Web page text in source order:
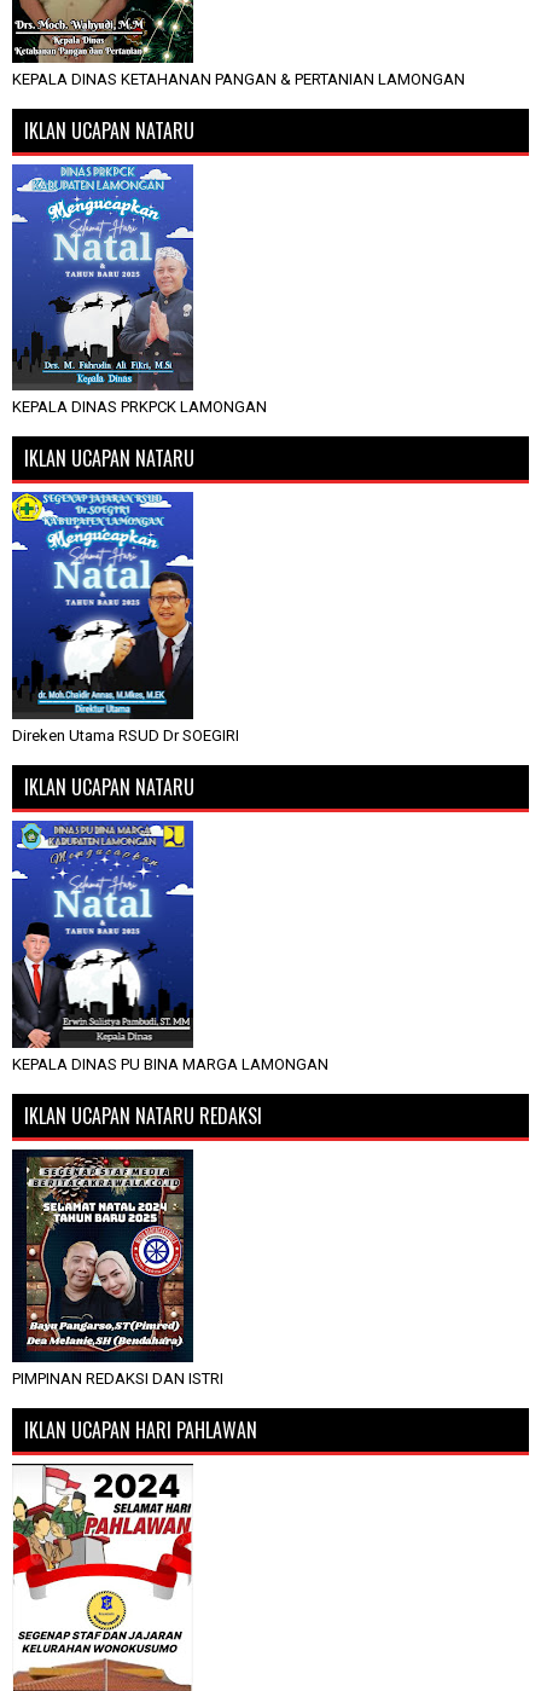
KEPALA DINAS KETAHANAN PANGAN & PERTANIAN LAMONGAN
IKLAN UCAPAN NATARU
KEPALA DINAS PRKPCK LAMONGAN
IKLAN UCAPAN NATARU
Direken Utama RSUD Dr SOEGIRI
IKLAN UCAPAN NATARU
KEPALA DINAS PU BINA MARGA LAMONGAN
IKLAN UCAPAN NATARU REDAKSI
PIMPINAN REDAKSI DAN ISTRI
IKLAN UCAPAN HARI PAHLAWAN